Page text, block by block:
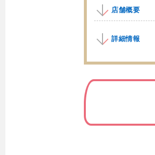
店舗概要
詳細情報